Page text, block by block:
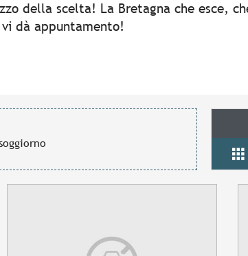
della scelta! La Bretagna che esce,
dà appuntamento!